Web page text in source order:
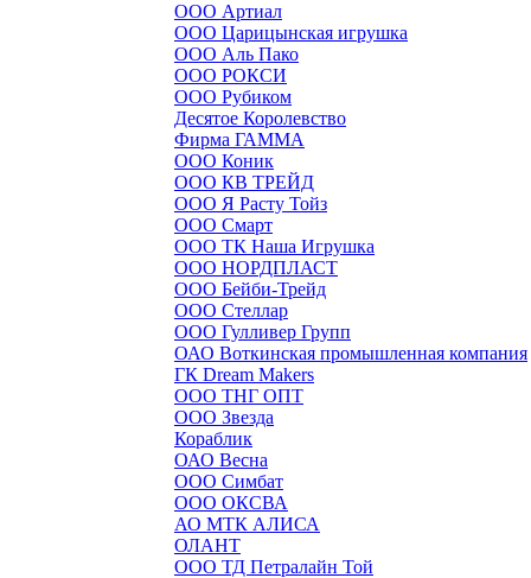
ООО Артиал
ООО Царицынская игрушка
ООО Аль Пако
ООО РОКСИ
ООО Рубиком
Десятое Королевство
Фирма ГАММА
ООО Коник
ООО КВ ТРЕЙД
ООО Я Расту Тойз
ООО Смарт
ООО ТК Наша Игрушка
ООО НОРДПЛАСТ
ООО Бейби-Трейд
ООО Стеллар
ООО Гулливер Групп
ОАО Воткинская промышленная компания
ГК Dream Makers
ООО ТНГ ОПТ
ООО Звезда
Кораблик
ОАО Весна
ООО Симбат
ООО ОКСВА
АО МТК АЛИСА
ОЛАНТ
ООО ТД Петралайн Той